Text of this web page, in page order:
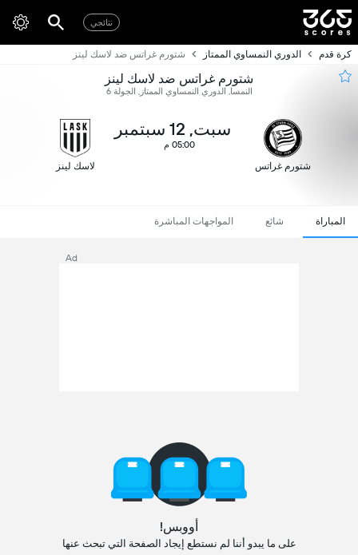
نتائجي
كرة قدم الدوري النمساوي الممتاز شتورم غراتس ضد لاسك لينز
شتورم غراتس ضد لاسك لينز
النمسا, الدوري النمساوي الممتاز, الجولة 6
شتورم غراتس
سبت, 12 سبتمبر
05:00 م
لاسك لينز
المباراة شائع المواجهات المباشرة
Ad
أووبس!
على ما يبدو أننا لم نستطع إيجاد الصفحة التي تبحث عنها